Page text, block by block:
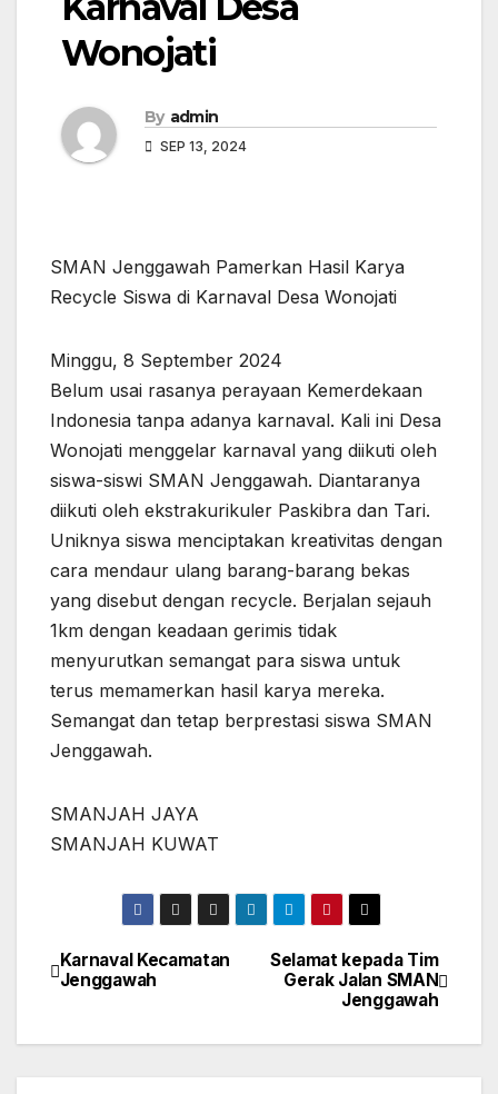
Wonojati
By admin
SEP 13, 2024
SMAN Jenggawah Pamerkan Hasil Karya
Recycle Siswa di Karnaval Desa Wonojati
Minggu, 8 September 2024
Belum usai rasanya perayaan Kemerdekaan
Indonesia tanpa adanya karnaval. Kali ini Desa
Wonojati menggelar karnaval yang diikuti oleh
siswa-siswi SMAN Jenggawah. Diantaranya
diikuti oleh ekstrakurikuler Paskibra dan Tari.
Uniknya siswa menciptakan kreativitas dengan
cara mendaur ulang barang-barang bekas
yang disebut dengan recycle. Berjalan sejauh
1km dengan keadaan gerimis tidak
menyurutkan semangat para siswa untuk
terus memamerkan hasil karya mereka.
Semangat dan tetap berprestasi siswa SMAN
Jenggawah.
SMANJAH JAYA
SMANJAH KUWAT
Navigasi
Selamat kepada Tim
Gerak Jalan SMAN
Jenggawah
Karnaval Kecamatan
Jenggawah